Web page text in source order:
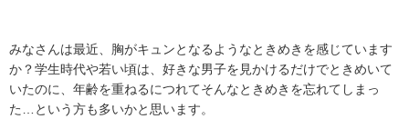
みなさんは最近、胸がキュンとなるようなときめきを感じています
か？学生時代や若い頃は、好きな男子を見かけるだけでときめいて
いたのに、年齢を重ねるにつれてそんなときめきを忘れてしまっ
た…という方も多いかと思います。